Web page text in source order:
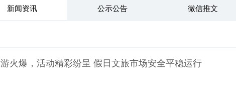
新闻资讯 公示公告 微信推文
游火爆，活动精彩纷呈 假日文旅市场安全平稳运行